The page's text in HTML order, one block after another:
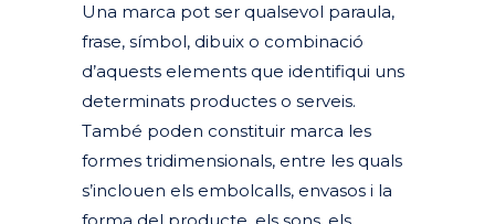
Una marca pot ser qualsevol paraula,
frase, símbol, dibuix o combinació
d’aquests elements que identifiqui uns
determinats productes o serveis.
També poden constituir marca les
formes tridimensionals, entre les quals
s’inclouen els embolcalls, envasos i la